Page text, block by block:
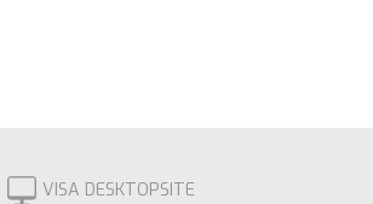
VISA DESKTOPSITE